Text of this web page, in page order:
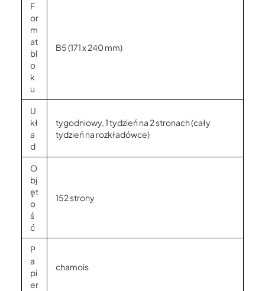
F
or
m
at
bl
o
k
u
B5 (171 x 240 mm)
U
kł
a
d
tygodniowy, 1 tydzień na 2 stronach (cały
tydzień na rozkładówce)
O
bj
ęt
o
ś
ć
152 strony
P
a
pi
er
chamois